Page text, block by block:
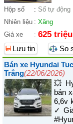
Hộp số : Số tự động
Nhiên liệu : Xăng
Giá xe
: 625 triệu
Lưu tin
So
Bán xe Hyundai
Trắng(22/06/2026)
💥
bản
6,6v
✓